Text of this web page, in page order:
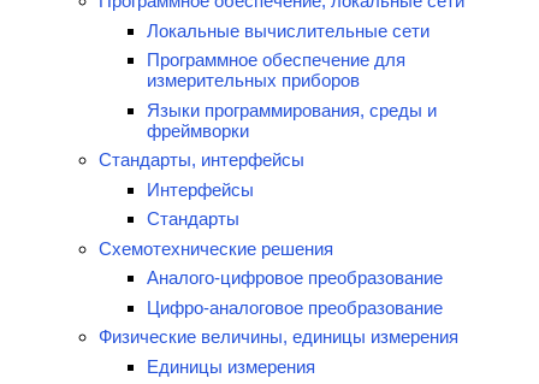
Локальные вычислительные сети
Программное обеспечение для
измерительных приборов
Языки программирования, среды и
фреймворки
Стандарты, интерфейсы
Интерфейсы
Стандарты
Схемотехнические решения
Аналого-цифровое преобразование
Цифро-аналоговое преобразование
Физические величины, единицы измерения
Единицы измерения